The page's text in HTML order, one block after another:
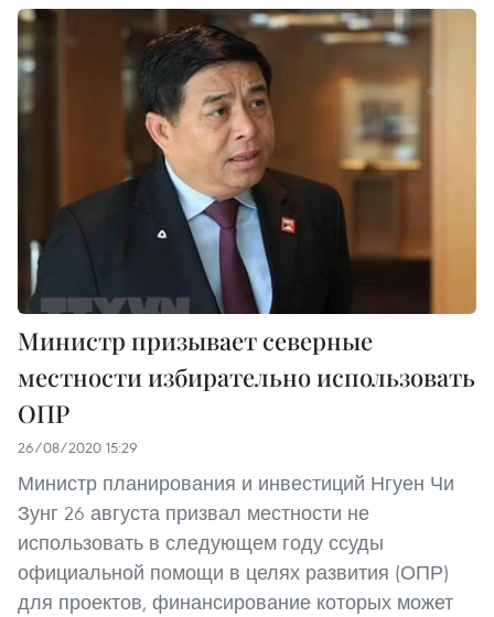
Министр призывает северные
местности избирательно использовать
ОПР
26/08/2020 15:29
Министр планирования и инвестиций Нгуен Чи
Зунг 26 августа призвал местности не
использовать в следующем году ссуды
официальной помощи в целях развития (ОПР)
для проектов, финансирование которых может